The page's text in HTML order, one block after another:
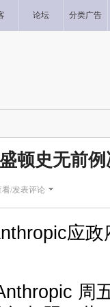
论坛 分类广告
顿史无前
看/发表评论
应
周